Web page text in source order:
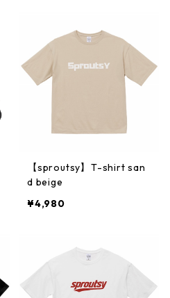
【sproutsy】T-shirt san
d beige
¥4,980